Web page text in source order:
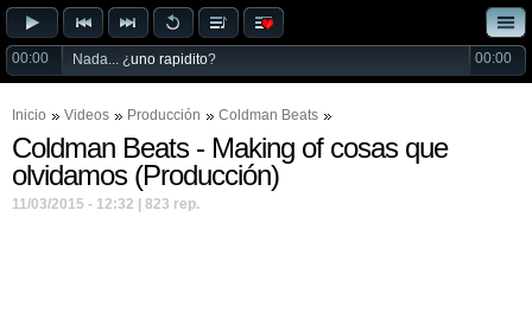
00:00 Nada... ¿uno rapidito? 00:00
Inicio Videos Producción Coldman Beats
Coldman Beats - Making of cosas que
olvidamos (Producción)
11/03/2015 - 12:32 | 823 rep.